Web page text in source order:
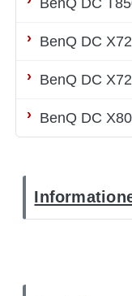
BenQ DC
BenQ DC
BenQ DC